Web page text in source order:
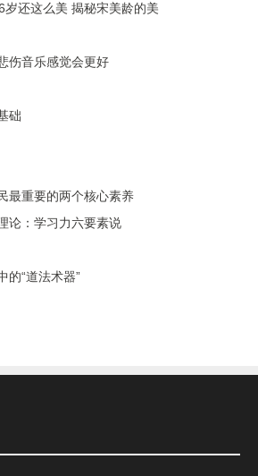
还这么美 揭秘宋美龄的美
伤音乐感觉会更好
础
最重要的两个核心素养
论：学习力六要素说
的“道法术器”